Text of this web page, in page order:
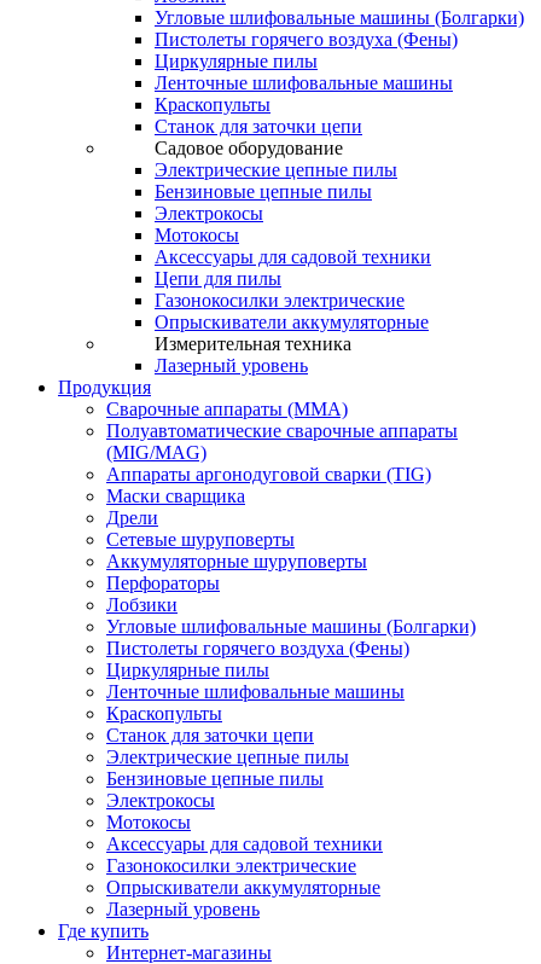
Угловые шлифовальные машины (Болгарки)
Пистолеты горячего воздуха (Фены)
Циркулярные пилы
Ленточные шлифовальные машины
Краскопульты
Станок для заточки цепи
Садовое оборудование
Электрические цепные пилы
Бензиновые цепные пилы
Электрокосы
Мотокосы
Аксессуары для садовой техники
Цепи для пилы
Газонокосилки электрические
Опрыскиватели аккумуляторные
Измерительная техника
Лазерный уровень
Продукция
Сварочные аппараты (ММА)
Полуавтоматические сварочные аппараты
(MIG/MAG)
Аппараты аргонодуговой сварки (TIG)
Маски сварщика
Дрели
Сетевые шуруповерты
Аккумуляторные шуруповерты
Перфораторы
Лобзики
Угловые шлифовальные машины (Болгарки)
Пистолеты горячего воздуха (Фены)
Циркулярные пилы
Ленточные шлифовальные машины
Краскопульты
Станок для заточки цепи
Электрические цепные пилы
Бензиновые цепные пилы
Электрокосы
Мотокосы
Аксессуары для садовой техники
Газонокосилки электрические
Опрыскиватели аккумуляторные
Лазерный уровень
Где купить
Интернет-магазины